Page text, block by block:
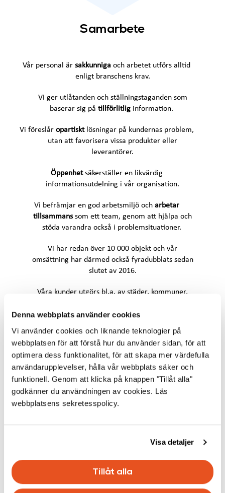
Denna webbplats använder cookies
Vi använder cookies och liknande teknologier på
webbplatsen för att förstå hur du använder sidan, för att
optimera dess funktionalitet, för att skapa mer värdefulla
användarupplevelser, hålla vår webbplats säker och
funktionell. Genom att klicka på knappen "Tillåt alla"
godkänner du användningen av cookies. Läs
webbplatsens sekretesspolicy.
Visa detaljer
Tillåt alla
Samarbete
Vår personal är sakkunniga och arbetet utförs alltid
enligt branschens krav.
Vi ger utlåtanden och ställningstaganden som
baserar sig på tillförlitlig information.
Vi föreslår opartisktlösningar på kundernas problem,
utan att favorisera vissa produkter eller
leverantörer.
Öppenhetsäkerställer en likvärdig
informationsutdelning i vår organisation.
Vi befrämjar en god arbetsmiljö och arbetar
tillsammanssom ett team, genom att hjälpa och
stöda varandra också i problemsituationer.
Vi har redan över 10 000 objekt och vår
omsättning har därmed också fyradubblats sedan
slutet av 2016.
Våra kunder utgörs bl.a. av städer, kommuner,
myndigheter, företag och privatpersoner. Tack
vare vår breda kundkrets får vi lyckligtvis i
uppdrag att kontrollera många olika slags objekt.
Dessutom är våra kundrelationer långvariga och
det vittnar om uppskattning och tillit för våra
granskare.
Tack för det!